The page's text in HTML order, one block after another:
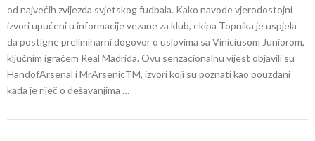
od najvećih zvijezda svjetskog fudbala. Kako navode vjerodostojni
izvori upućeni u informacije vezane za klub, ekipa Topnika je uspjela
da postigne preliminarni dogovor o uslovima sa Viniciusom Juniorom,
ključnim igračem Real Madrida. Ovu senzacionalnu vijest objavili su
HandofArsenal i MrArsenicTM, izvori koji su poznati kao pouzdani
kada je riječ o dešavanjima …